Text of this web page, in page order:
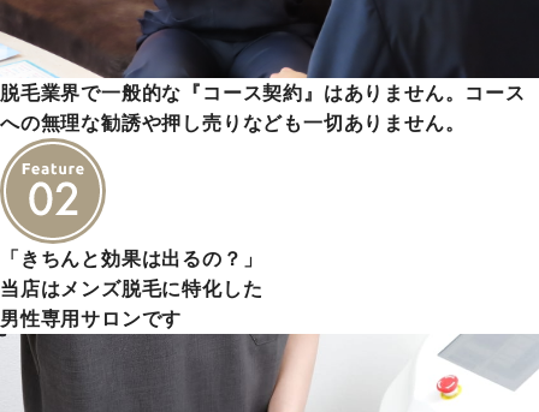
脱毛業界で一般的な『コース契約』はありません。コース
への無理な勧誘や押し売りなども一切ありません。
「きちんと効果は出るの？」
当店はメンズ脱毛に特化した
男性専用サロンです